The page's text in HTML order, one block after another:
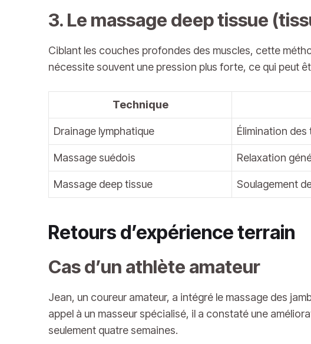
3. Le massage deep tissue
Ciblant les couches profondes des muscles, cette
nécessite souvent une pression plus forte, ce qui peut
Technique
Drainage lymphatique Élimination des
Massage suédois Relaxation
Massage deep tissue Soulagement
Retours d’expérience terrain
Cas d’un athlète amateur
Jean, un coureur amateur, a intégré le massage des
appel à un masseur spécialisé, il a constaté une
seulement quatre semaines.